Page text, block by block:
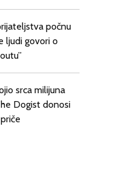
počnu
ljudi govori o
srca milijuna
Dogist donosi